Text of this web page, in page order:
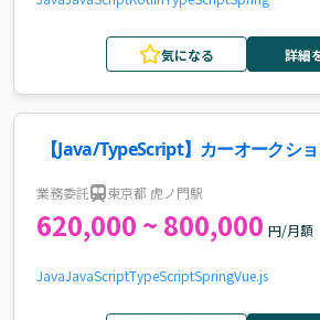
気になる 詳細
【Java/TypeScript】カーオークシ
業務委託 東京都 虎ノ門駅
620,000 ~ 800,000 円/月額
JavaJavaScriptTypeScriptSpringVue.js